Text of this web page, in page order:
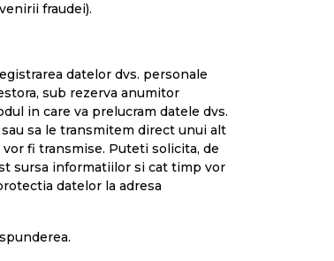
fraudei).
datelor dvs. personale
sub rezerva anumitor
in care va prelucram datele dvs.
sa le transmitem direct unui alt
fi transmise. Puteti solicita, de
sursa informatiilor si cat timp vor
datelor la adresa